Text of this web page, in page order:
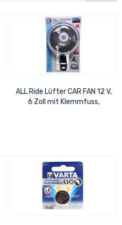
ALL Ride Lüfter CAR FAN 12 V,
6 Zoll mit Klemmfuss,